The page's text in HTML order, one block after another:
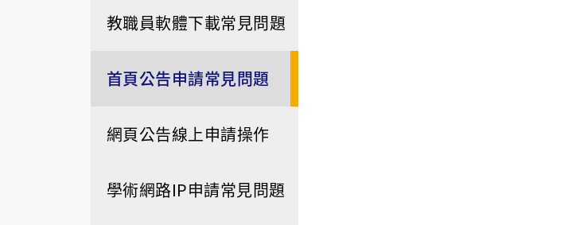
教職員軟體下載常見問題
首頁公告申請常見問題
網頁公告線上申請操作
學術網路IP申請常見問題